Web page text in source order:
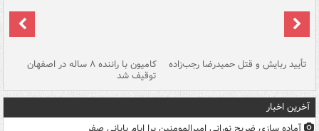
تأیید ربایش و قتل حمیدرضا رجب‌زاده کامیون با راننده ۸ ساله در اصفهان
توقیف شد
آخرین اخبار